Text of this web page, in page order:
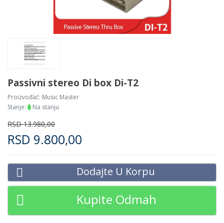
Passivni stereo Di box Di-T2
Proizvođač: Music Master
Stanje:
Na stanju
RSD 13.980,00
RSD 9.800,00
Dodajte U Korpu
Kupite Odmah